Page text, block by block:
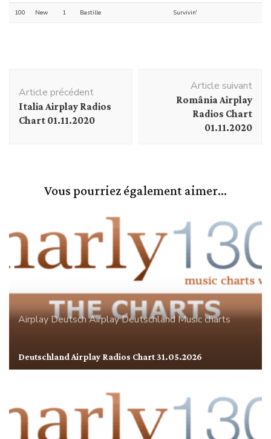
100 New 1 Bastille Survivin'
d'article
Article précédent
Italia Airplay Radios
Chart 01.11.2020
Article suivant
România Airplay
Radios Chart
01.11.2020
Vous pourriez également aimer...
AirplayDeutsch AirplayDeutschlandMusic charts
Deutschland Airplay Radios Chart 31.05.2026